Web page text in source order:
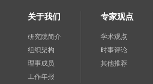
关于我们
研究院简介
组织架构
理事成员
工作年报
专家观点
学术观点
时事评论
其他推荐